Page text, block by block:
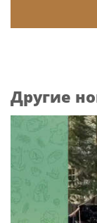
Другие